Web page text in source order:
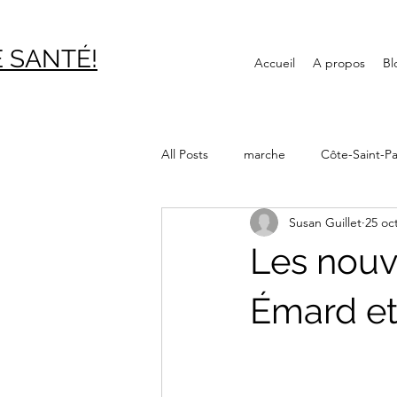
SANTÉ! Accueil A propos
All Posts marche Côte-Saint-
Journée internationale des aînés
Canal Lachine Bibliothèque
Les
Émard
Susan Guillet 25